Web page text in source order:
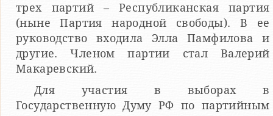
трех партий – Республиканская партия
(ныне Партия народной свободы). В ее
руководство входила Элла Памфилова и
другие. Членом партии стал Валерий
Макаревский.
Для участия в выборах в
Государственную Думу РФ по партийным